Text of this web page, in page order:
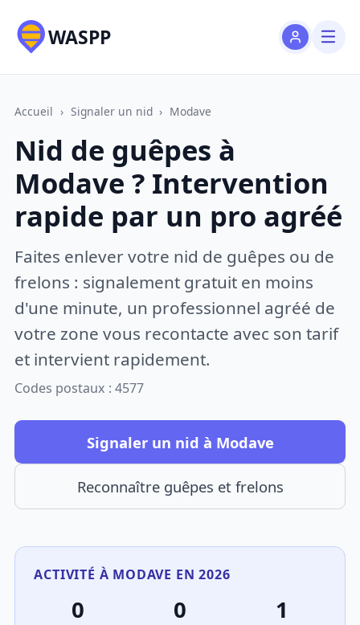
WASPP
Accueil › Signaler un nid › Modave
Nid de guêpes à
Modave ? Intervention
rapide par un pro agréé
Faites enlever votre nid de guêpes ou de
frelons : signalement gratuit en moins
d'une minute, un professionnel agréé de
votre zone vous recontacte avec son tarif
et intervient rapidement.
Codes postaux : 4577
Signaler un nid à Modave
Reconnaître guêpes et frelons
ACTIVITÉ À MODAVE EN 2026
0 0 1